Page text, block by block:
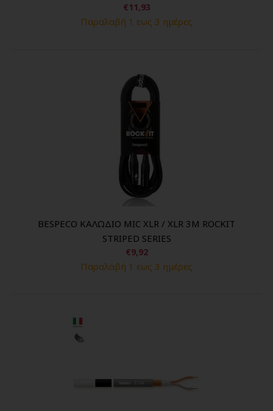
€11,93
Παραλαβή 1 εως 3 ημέρες
BESPECO ΚΑΛΩΔΙΟ MIC XLR / XLR 3M ROCKIT
STRIPED SERIES
€9,92
Παραλαβή 1 εως 3 ημέρες